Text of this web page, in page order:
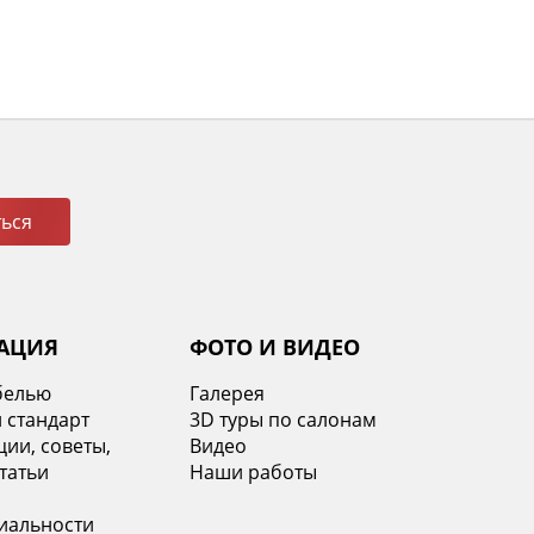
советы,
ФОТО И ВИДЕО
Галерея
3D туры по салонам
Видео
Наши работы